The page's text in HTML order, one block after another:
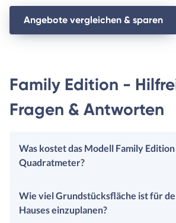
Angebote vergleichen & sparen
Family Edition -
Fragen & Antworten
Was kostet das Modell Family
Quadratmeter?
Wie viel Grundstücksfläche ist für
Hauses einzuplanen?